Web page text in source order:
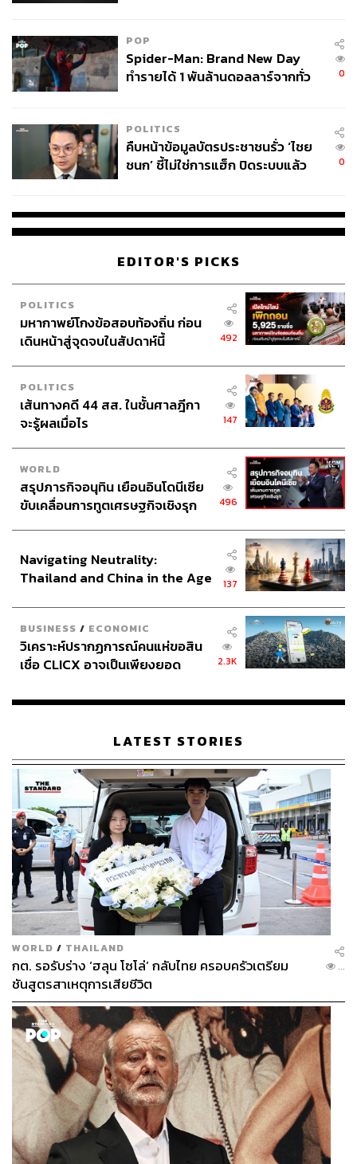
POP
Spider-Man: Brand New Day
ทำรายได้ 1 พันล้านดอลลาร์จากทั่ว
0
POLITICS
คืบหน้าข้อมูลบัตรประชาชนรั่ว ‘ไชย
ชนก’ ชี้ไม่ใช่การแฮ็ก ปิดระบบแล้ว
0
EDITOR'S PICKS
POLITICS
มหากาพย์โกงข้อสอบท้องถิ่น ก่อน
เดินหน้าสู่จุดจบในสัปดาห์นี้
492
POLITICS
เส้นทางคดี 44 สส. ในชั้นศาลฎีกา
จะรู้ผลเมื่อไร
147
WORLD
สรุปภารกิจอนุทิน เยือนอินโดนีเซีย
ขับเคลื่อนการทูตเศรษฐกิจเชิงรุก
496
Navigating Neutrality:
Thailand and China in the Age
137
BUSINESS / ECONOMIC
วิเคราะห์ปรากฏการณ์คนแห่ขอสิน
เชื่อ CLICX อาจเป็นเพียงยอด
เรือนไทยที่ถูกซุกไว้
2.3K
LATEST STORIES
WORLD / THAILAND
กต. รอรับร่าง ‘ฮลุน โซโล่’ กลับไทย ครอบครัวเตรียม
ชันสูตรสาเหตุการเสียชีวิต
...